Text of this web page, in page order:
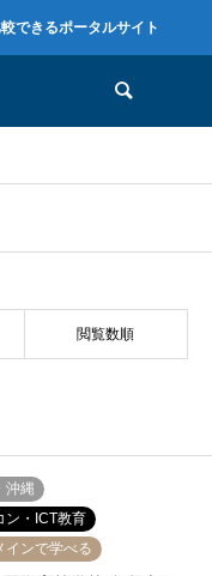
できるポータルサイト
閲覧数順
沖縄
ン・ICT教育
インで学べる